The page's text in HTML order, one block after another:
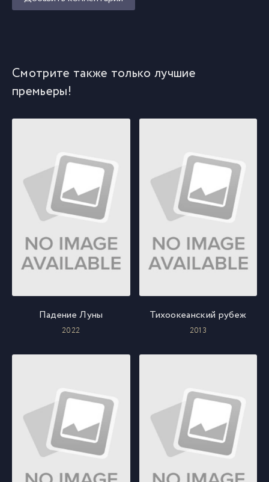
Смотрите также только лучшие
премьеры!
Падение Луны
2022
Тихоокеанский рубеж
2013